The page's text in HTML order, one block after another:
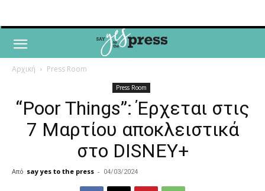
Αρχική Press Room
Press Room
“Poor Things”: Έρχεται στις
7 Μαρτίου αποκλειστικά
στο DISNEY+
Από say yes to the press - 04/03/2024